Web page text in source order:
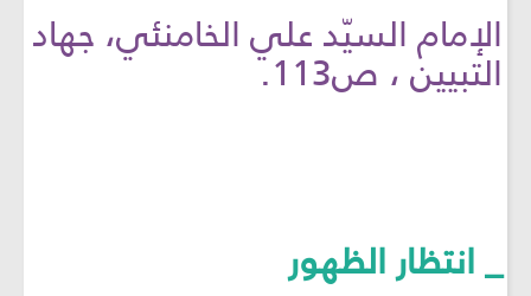
الإمام السيّد علي الخامنئي، جهاد
التبيين ، ص113.
_ انتظار الظهور